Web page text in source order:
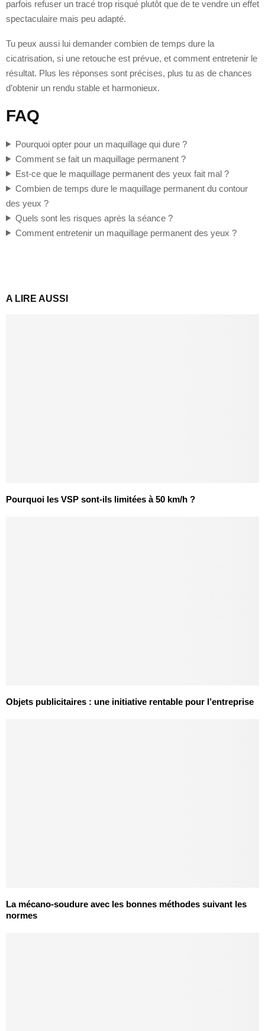
parfois refuser un tracé trop risqué plutôt que de te vendre un effet
spectaculaire mais peu adapté.
Tu peux aussi lui demander combien de temps dure la
cicatrisation, si une retouche est prévue, et comment entretenir le
résultat. Plus les réponses sont précises, plus tu as de chances
d’obtenir un rendu stable et harmonieux.
FAQ
Pourquoi opter pour un maquillage qui dure ?
Comment se fait un maquillage permanent ?
Est-ce que le maquillage permanent des yeux fait mal ?
Combien de temps dure le maquillage permanent du contour
des yeux ?
Quels sont les risques après la séance ?
Comment entretenir un maquillage permanent des yeux ?
A LIRE AUSSI
Pourquoi les VSP sont-ils limitées à 50 km/h ?
Objets publicitaires : une initiative rentable pour l’entreprise
La mécano-soudure avec les bonnes méthodes suivant les
normes